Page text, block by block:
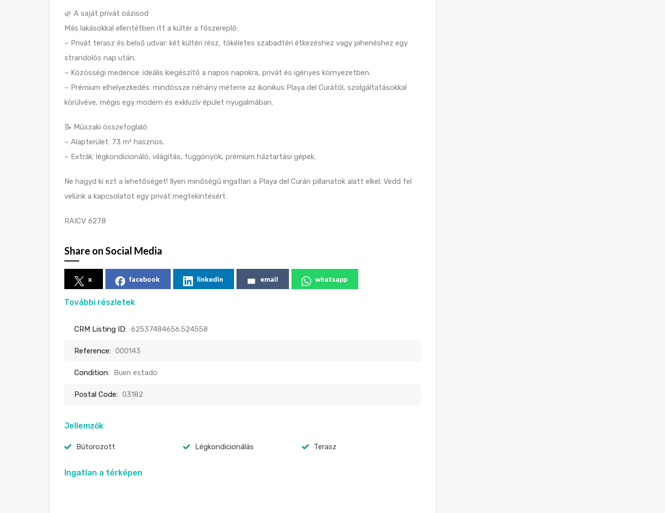
🌿 A saját privát oázisod
Más lakásokkal ellentétben itt a kültér a főszereplő:
– Privát terasz és belső udvar: két kültéri rész, tökéletes szabadtéri étkezéshez vagy pihenéshez egy
strandolós nap után.
– Közösségi medence: ideális kiegészítő a napos napokra, privát és igényes környezetben.
– Prémium elhelyezkedés: mindössze néhány méterre az ikonikus Playa del Curától, szolgáltatásokkal
körülvéve, mégis egy modern és exkluzív épület nyugalmában.
📝 Műszaki összefoglaló:
– Alapterület: 73 m² hasznos.
– Extrák: légkondicionáló, világítás, függönyök, prémium háztartási gépek.
Ne hagyd ki ezt a lehetőséget! Ilyen minőségű ingatlan a Playa del Curán pillanatok alatt elkel. Vedd fel
velünk a kapcsolatot egy privát megtekintésért.
RAICV 6278
Share on Social Media
x facebook linkedin email whatsapp
További részletek
CRM Listing ID: 62537484656.524558
Reference: 000143
Condition: Buen estado
Postal Code: 03182
Jellemzők
Bútorozott Légkondicionálás Terasz
Ingatlan a térképen